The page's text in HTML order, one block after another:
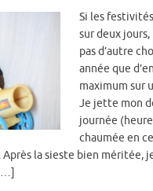
Si les
sur deux jours,
pas d’autre
année que
maximum sur
Je jette mon
journée
chaumée en
la sieste bien méritée,